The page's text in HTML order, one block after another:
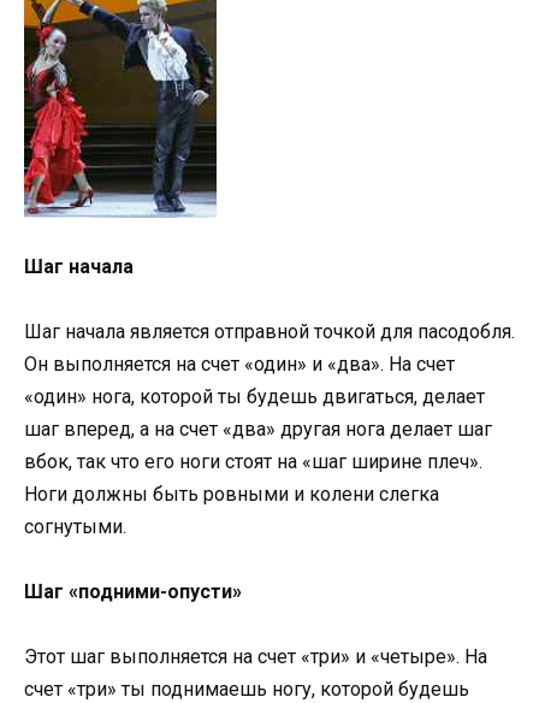
Шаг начала
Шаг начала является отправной точкой для пасодобля.
Он выполняется на счет «один» и «два». На счет
«один» нога, которой ты будешь двигаться, делает
шаг вперед, а на счет «два» другая нога делает шаг
вбок, так что его ноги стоят на «шаг ширине плеч».
Ноги должны быть ровными и колени слегка
согнутыми.
Шаг «подними-опусти»
Этот шаг выполняется на счет «три» и «четыре». На
счет «три» ты поднимаешь ногу, которой будешь